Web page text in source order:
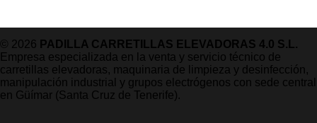
© 2026 PADILLA CARRETILLAS ELEVADORAS 4.0 S.L.
Empresa especializada en la venta y servicio técnico de
carretillas elevadoras, maquinaria de limpieza y desinfección,
manipulación industrial y grupos electrógenos con sede central
en Güímar (Santa Cruz de Tenerife).